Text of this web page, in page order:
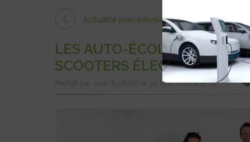
Actualité précédente
LES AUTO-ÉCOLES DU
SCOOTERS ÉLECTRIQUES
Rédigé par Julie ALUNNO le 30 Nov 2022 à 12:05